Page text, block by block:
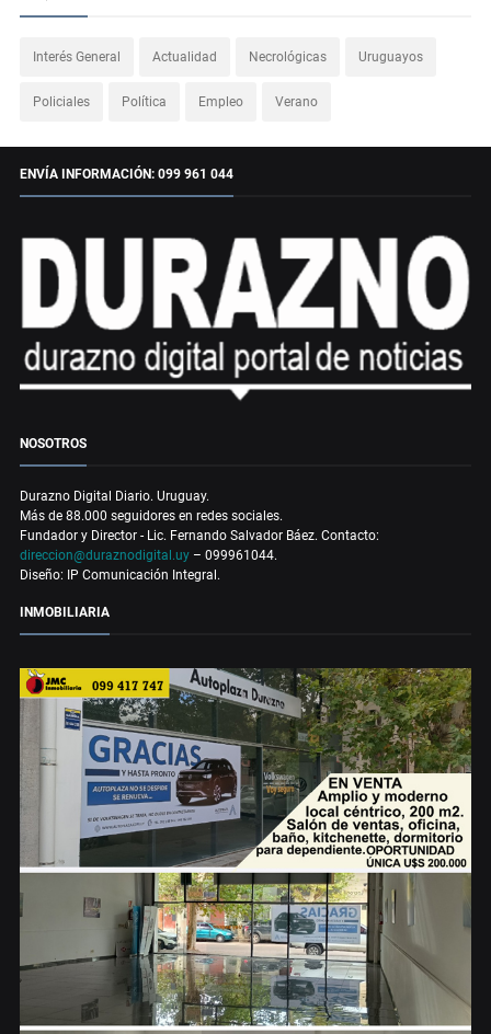
Interés General Actualidad Necrológicas Uruguayos
Policiales Política Empleo Verano
ENVÍA INFORMACIÓN: 099 961 044
NOSOTROS
Durazno Digital Diario. Uruguay.
Más de 88.000 seguidores en redes sociales.
Fundador y Director - Lic. Fernando Salvador Báez. Contacto:
direccion@duraznodigital.uy – 099961044.
Diseño: IP Comunicación Integral.
INMOBILIARIA